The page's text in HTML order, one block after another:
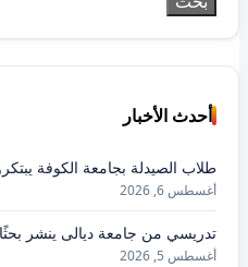
أحدث الأخبار
طلاب الصيدلة بجامعة الكوفة
أغسطس 6, 2026
تدريسي من جامعة ديالى ينشر
أغسطس 5, 2026